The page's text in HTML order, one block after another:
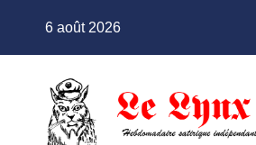
6 août 2026